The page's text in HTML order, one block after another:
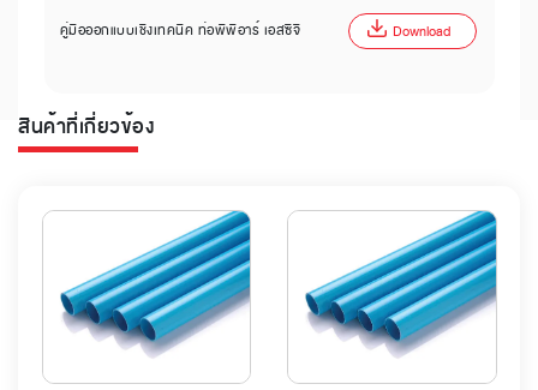
คู่มือออกแบบเชิงเทคนิค ท่อพีพีอาร์ เอสซีจี Download
สินค้าที่เกี่ยวข้อง